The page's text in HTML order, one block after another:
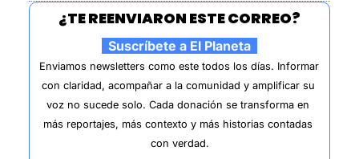
¿TE REENVIARON ESTE CORREO?
  Suscríbete a El Planeta
Enviamos newsletters como este todos los días. Informar
con claridad, acompañar a la comunidad y amplificar su
voz no sucede solo. Cada donación se transforma en
más reportajes, más contexto y más historias contadas
con verdad.